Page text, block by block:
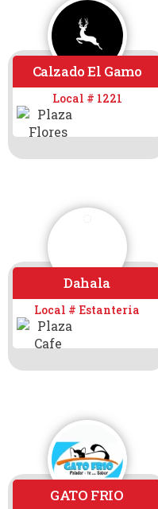
Calzado El Gamo
Local # 1221
Dahala
Local # Estanteria
GATO FRIO